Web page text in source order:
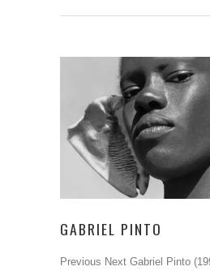
GABRIEL PINTO
Previous Next Gabriel Pinto